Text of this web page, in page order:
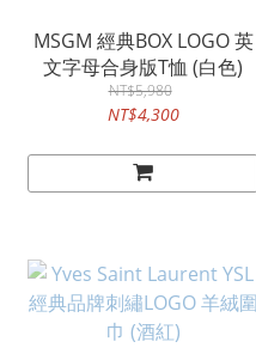
MSGM 經典BOX LOGO 英
文字母合身版T恤 (白色)
NT$5,980
NT$4,300